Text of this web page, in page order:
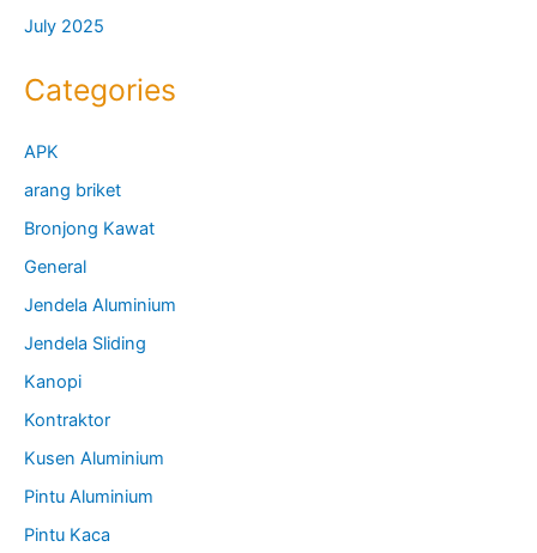
July 2025
Categories
APK
arang briket
Bronjong Kawat
General
Jendela Aluminium
Jendela Sliding
Kanopi
Kontraktor
Kusen Aluminium
Pintu Aluminium
Pintu Kaca